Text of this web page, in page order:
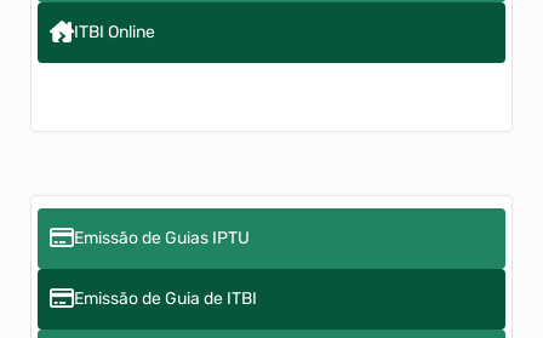
ITBI Online
Emissão de Guias IPTU
Emissão de Guia de ITBI